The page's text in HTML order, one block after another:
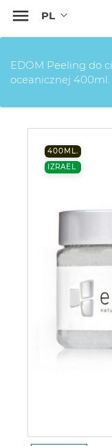

EDOM Peeling do
oceanicznej 400ml.
400ML.
IZRAEL